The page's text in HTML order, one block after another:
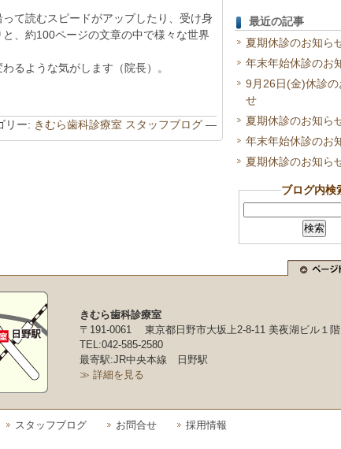
て読むスピードがアップしたり、受け身
、約100ページの文章の中で様々な世界
るような気がします（院長）。
リー: きむら歯科診療室 スタッフブログ—
最近の記事
夏期休診のお知ら
年末年始休診のお
9月26日(金)休診の
せ
夏期休診のお知ら
年末年始休診のお
夏期休診のお知ら
ブログ内検
きむら歯科診療室
〒191-0061 東京都日野市大坂上2-8-11 美夜湖ビル１階
TEL:042-585-2580
最寄駅:JR中央本線 日野駅
≫ 詳細を見る
スタッフブログ お問合せ
採用情報